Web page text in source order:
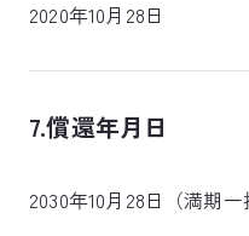
2020年10月28日
7.償還年月日
2030年10月28日（満期一